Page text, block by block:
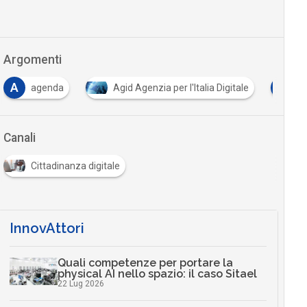
Argomenti
A agenda Agid Agenzia per l'Italia Digitale
Canali
Cittadinanza digitale
InnovAttori
Quali competenze per portare la
physical AI nello spazio: il caso Sitael
22 Lug 2026